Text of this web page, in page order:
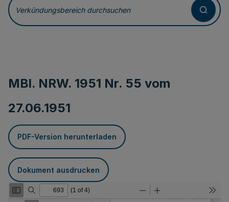
Verkündungsbereich durchsuchen
MBl. NRW. 1951 Nr. 55 vom
27.06.1951
PDF-Version herunterladen
Dokument ausdrucken